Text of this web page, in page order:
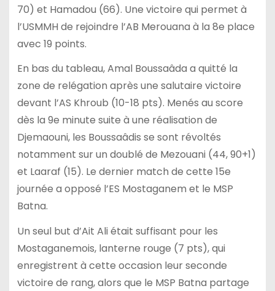
70) et Hamadou (66). Une victoire qui permet à
l’USMMH de rejoindre l’AB Merouana à la 8e place
avec 19 points.
En bas du tableau, Amal Boussaâda a quitté la
zone de relégation après une salutaire victoire
devant l’AS Khroub (10-18 pts). Menés au score
dès la 9e minute suite à une réalisation de
Djemaouni, les Boussaâdis se sont révoltés
notamment sur un doublé de Mezouani (44, 90+1)
et Laaraf (15). Le dernier match de cette 15e
journée a opposé l’ES Mostaganem et le MSP
Batna.
Un seul but d’Ait Ali était suffisant pour les
Mostaganemois, lanterne rouge (7 pts), qui
enregistrent à cette occasion leur seconde
victoire de rang, alors que le MSP Batna partage